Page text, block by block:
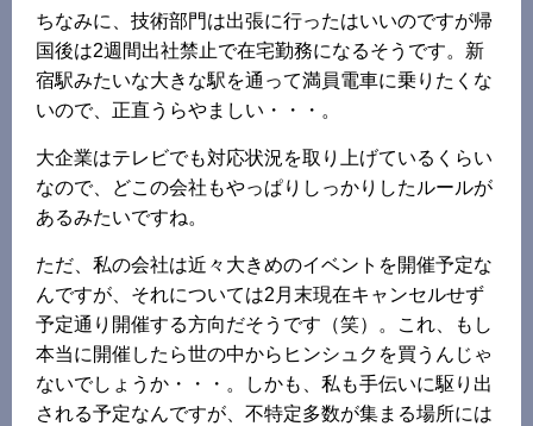
ちなみに、技術部門は出張に行ったはいいのですが帰
国後は2週間出社禁止で在宅勤務になるそうです。新
宿駅みたいな大きな駅を通って満員電車に乗りたくな
いので、正直うらやましい・・・。
大企業はテレビでも対応状況を取り上げているくらい
なので、どこの会社もやっぱりしっかりしたルールが
あるみたいですね。
ただ、私の会社は近々大きめのイベントを開催予定な
んですが、それについては2月末現在キャンセルせず
予定通り開催する方向だそうです（笑）。これ、もし
本当に開催したら世の中からヒンシュクを買うんじゃ
ないでしょうか・・・。しかも、私も手伝いに駆り出
される予定なんですが、不特定多数が集まる場所には